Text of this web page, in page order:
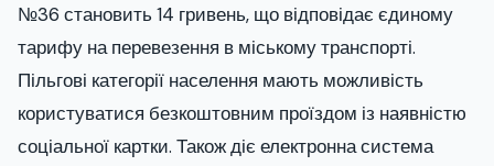
№36 становить 14 гривень, що відповідає єдиному
тарифу на перевезення в міському транспорті.
Пільгові категорії населення мають можливість
користуватися безкоштовним проїздом із наявністю
соціальної картки. Також діє електронна система